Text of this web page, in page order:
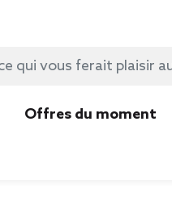
Offres du moment